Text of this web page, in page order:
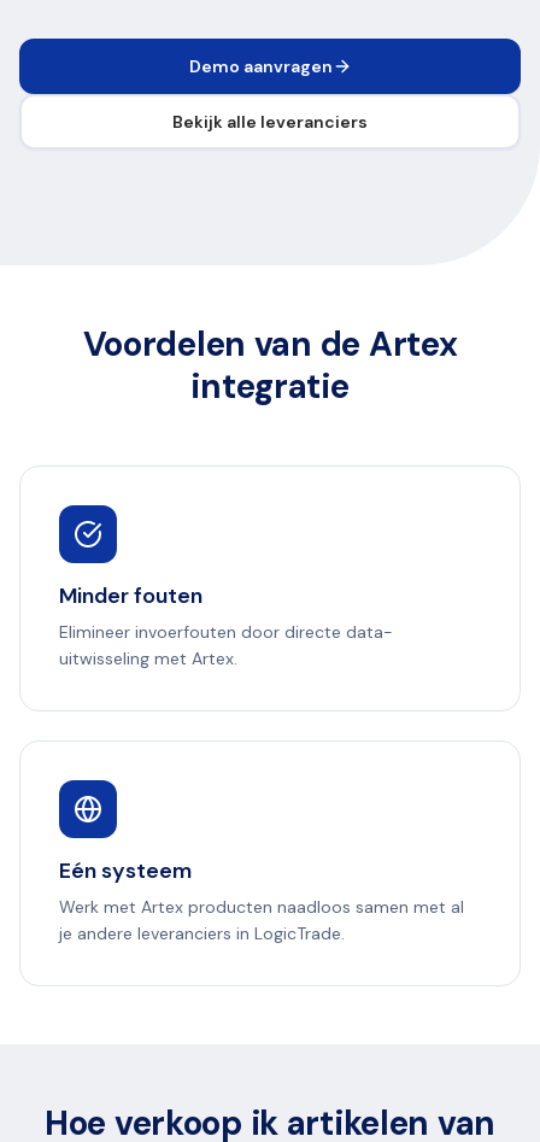
Demo aanvragen
Bekijk alle leveranciers
Voordelen van de Artex
integratie
Minder fouten
Elimineer invoerfouten door directe data-
uitwisseling met Artex.
Eén systeem
Werk met Artex producten naadloos samen met al
je andere leveranciers in LogicTrade.
Hoe verkoop ik artikelen van